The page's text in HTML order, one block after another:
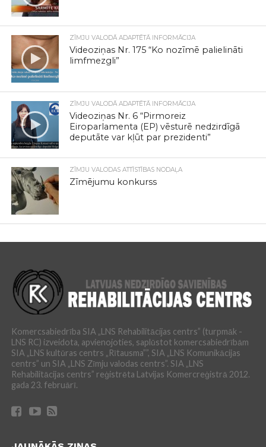
ZĪMJU VALODĀ ADAPTĒTĀ INFORMĀCIJA
Videoziņas Nr. 175 “Ko nozīmē palielināti
limfmezgli”
ZĪMJU VALODĀ ADAPTĒTĀ INFORMĀCIJA
Videoziņas Nr. 6 “Pirmoreiz
Eiroparlamenta (EP) vēsturē nedzirdīgā
deputāte var kļūt par prezidenti”
ZĪMJU VALODAS ATTĪSTĪBAS NODAĻA
Zīmējumu konkurss
Komercsabiedrība SIA „LNS Rehabilitācijas centrs” (turpmāk -
LNS RC) izveidota, apvienojoties, saplūstot komercsabiedrībām
SIA „LNS kultūras centrs „Rītausma””, SIA „LNS Komunikācijas
centrs” un SIA „LNS Zīmju valodas centrs”. SIA „LNS
Rehabilitācijas centrs” reģistrēta Latvijas Komercreģistrā 2012.
gada 23. februārī.